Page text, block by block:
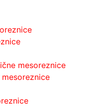
mesoreznice